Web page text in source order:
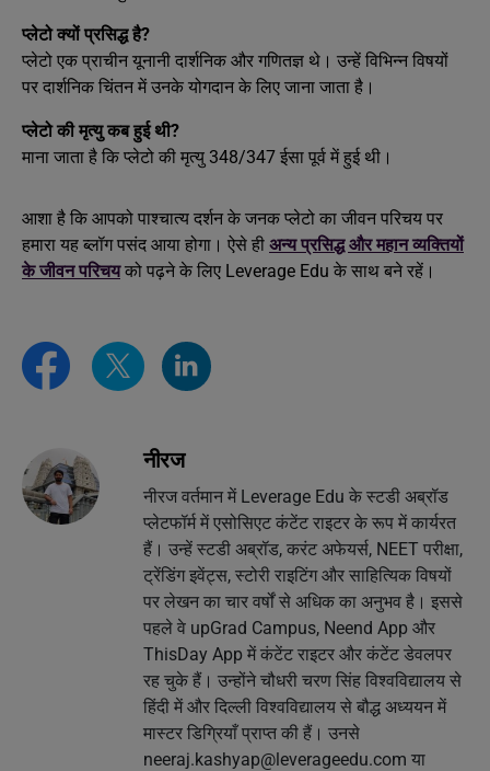
प्लेटो क्यों प्रसिद्ध है?
प्लेटो एक प्राचीन यूनानी दार्शनिक और गणितज्ञ थे। उन्हें विभिन्न विषयों
पर दार्शनिक चिंतन में उनके योगदान के लिए जाना जाता है।
प्लेटो की मृत्यु कब हुई थी?
माना जाता है कि प्लेटो की मृत्यु 348/347 ईसा पूर्व में हुई थी।
आशा है कि आपको पाश्चात्य दर्शन के जनक प्लेटो का जीवन परिचय पर
हमारा यह ब्लॉग पसंद आया होगा। ऐसे ही अन्य प्रसिद्ध और महान व्यक्तियों
के जीवन परिचय को पढ़ने के लिए Leverage Edu के साथ बने रहें।
नीरज
नीरज वर्तमान में Leverage Edu के स्टडी अब्रॉड
प्लेटफॉर्म में एसोसिएट कंटेंट राइटर के रूप में कार्यरत
हैं। उन्हें स्टडी अब्रॉड, करंट अफेयर्स, NEET परीक्षा,
ट्रेंडिंग इवेंट्स, स्टोरी राइटिंग और साहित्यिक विषयों
पर लेखन का चार वर्षों से अधिक का अनुभव है। इससे
पहले वे upGrad Campus, Neend App और
ThisDay App में कंटेंट राइटर और कंटेंट डेवलपर
रह चुके हैं। उन्होंने चौधरी चरण सिंह विश्वविद्यालय से
हिंदी में और दिल्ली विश्वविद्यालय से बौद्ध अध्ययन में
मास्टर डिग्रियाँ प्राप्त की हैं। उनसे
neeraj.kashyap@leverageedu.com या